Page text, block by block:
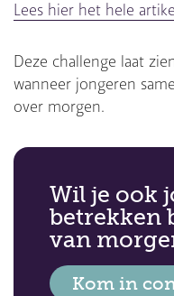
Lees hier het hele
Deze challenge laat
wanneer jongeren
over morgen.
Wil je ook
betrekken
van
Kom in